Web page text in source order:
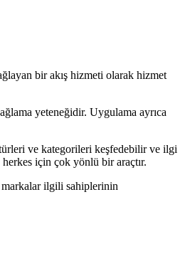
bir akış hizmeti olarak hizmet
yeteneğidir. Uygulama ayrıca
türleri ve kategorileri keşfedebilir ve ilgi
için çok yönlü bir araçtır.
markalar ilgili sahiplerinin